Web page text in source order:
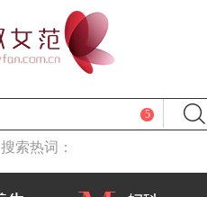
5
搜索热词：